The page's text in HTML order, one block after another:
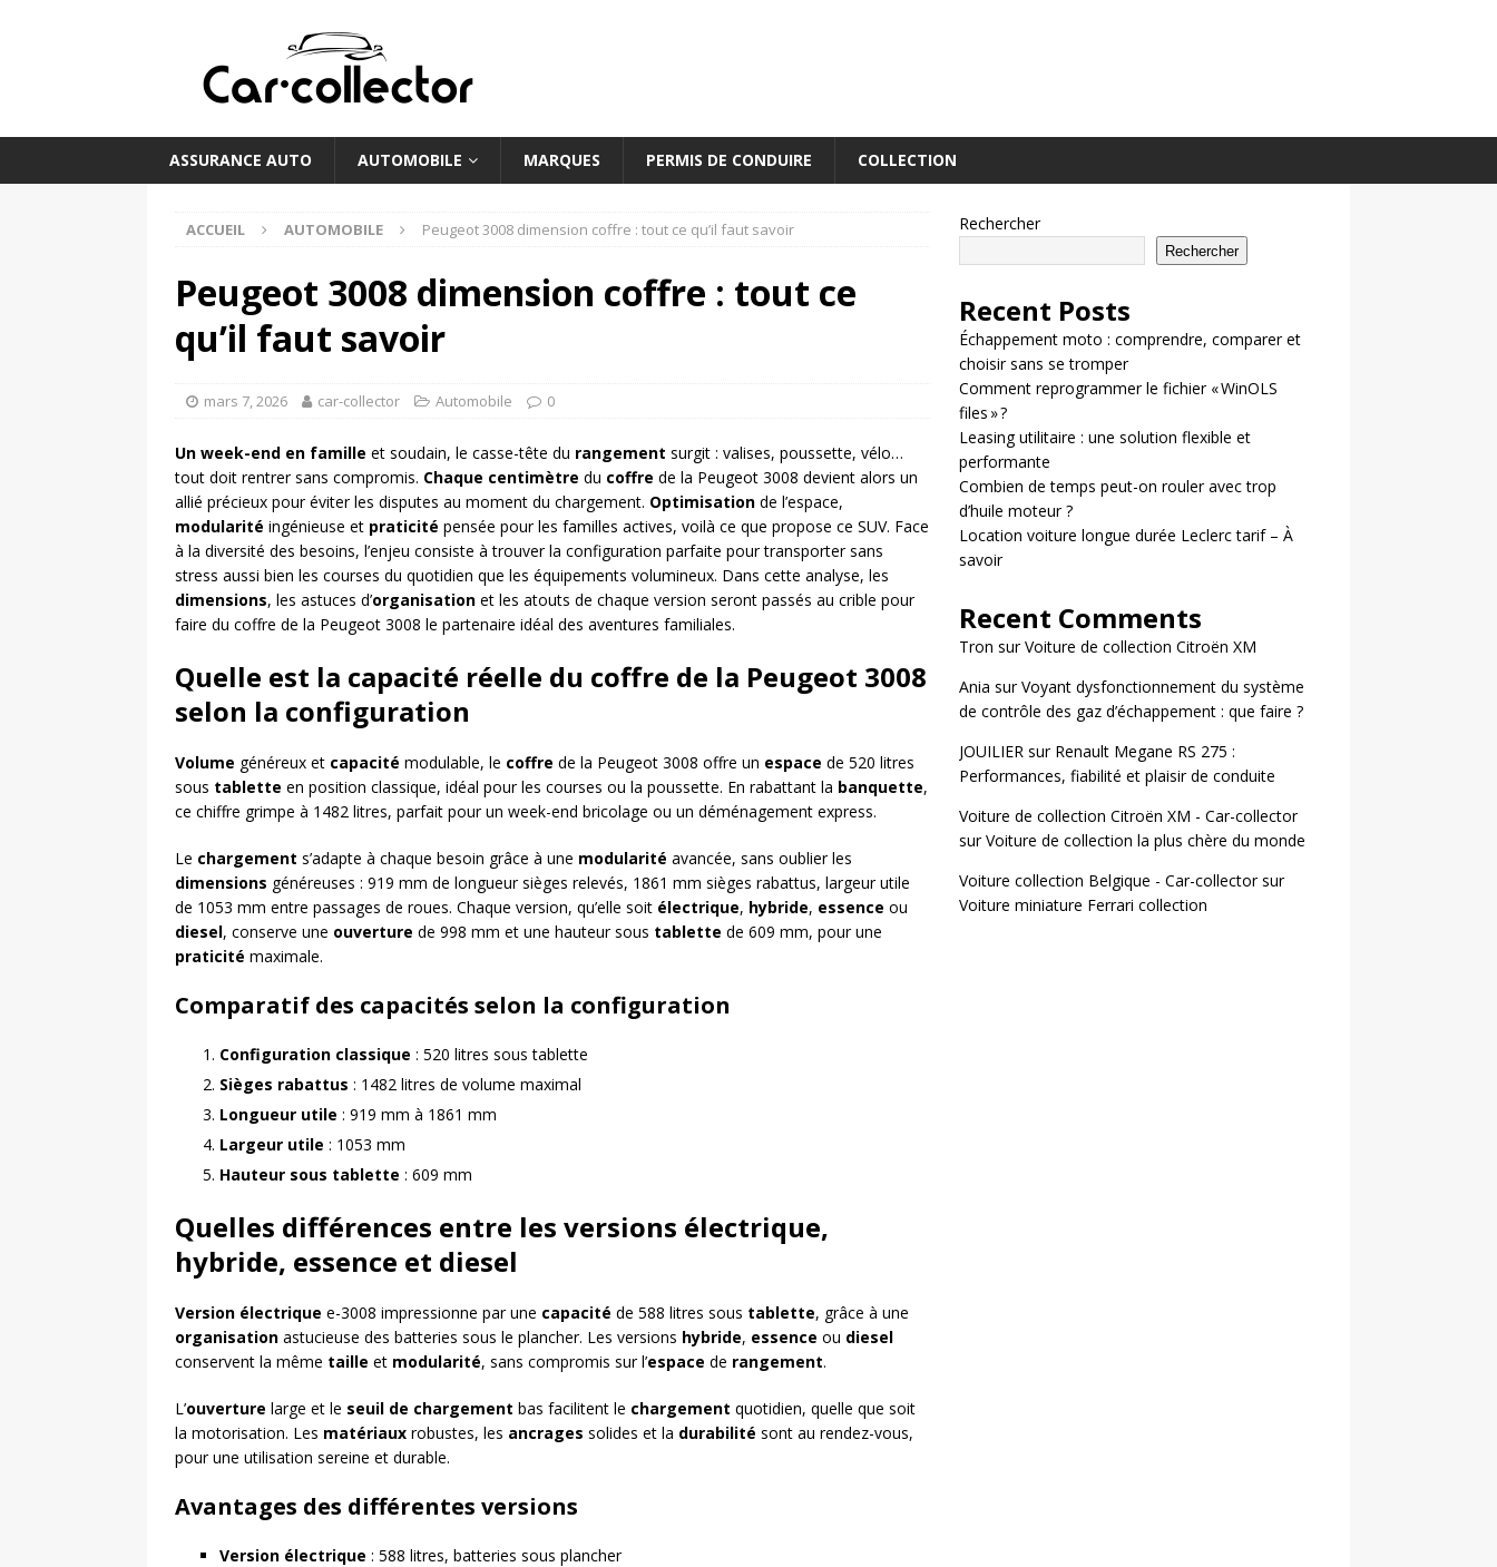
ASSURANCE AUTO AUTOMOBILE MARQUES PERMIS DE CONDUIRE COLLECTION
ACCUEIL AUTOMOBILE Peugeot 3008 dimension coffre : tout ce qu’il faut savoir
Peugeot 3008 dimension coffre : tout ce
qu’il faut savoir
mars 7, 2026 car-collector Automobile 0
Un week-end en famille et soudain, le casse-tête du rangement surgit : valises, poussette, vélo…
tout doit rentrer sans compromis. Chaque centimètre du coffre de la Peugeot 3008 devient alors un
allié précieux pour éviter les disputes au moment du chargement. Optimisation de l’espace,
modularité ingénieuse et praticité pensée pour les familles actives, voilà ce que propose ce SUV. Face
à la diversité des besoins, l’enjeu consiste à trouver la configuration parfaite pour transporter sans
stress aussi bien les courses du quotidien que les équipements volumineux. Dans cette analyse, les
dimensions, les astuces d’organisation et les atouts de chaque version seront passés au crible pour
faire du coffre de la Peugeot 3008 le partenaire idéal des aventures familiales.
Quelle est la capacité réelle du coffre de la Peugeot 3008
selon la configuration
Volume généreux et capacité modulable, le coffre de la Peugeot 3008 offre un espace de 520 litres
sous tablette en position classique, idéal pour les courses ou la poussette. En rabattant la banquette,
ce chiffre grimpe à 1482 litres, parfait pour un week-end bricolage ou un déménagement express.
Le chargement s’adapte à chaque besoin grâce à une modularité avancée, sans oublier les
dimensions généreuses : 919 mm de longueur sièges relevés, 1861 mm sièges rabattus, largeur utile
de 1053 mm entre passages de roues. Chaque version, qu’elle soit électrique, hybride, essence ou
diesel, conserve une ouverture de 998 mm et une hauteur sous tablette de 609 mm, pour une
praticité maximale.
Comparatif des capacités selon la configuration
Configuration classique : 520 litres sous tablette
Sièges rabattus : 1482 litres de volume maximal
Longueur utile : 919 mm à 1861 mm
Largeur utile : 1053 mm
Hauteur sous tablette : 609 mm
Quelles différences entre les versions électrique,
hybride, essence et diesel
Version électrique e-3008 impressionne par une capacité de 588 litres sous tablette, grâce à une
organisation astucieuse des batteries sous le plancher. Les versions hybride, essence ou diesel
conservent la même taille et modularité, sans compromis sur l’espace de rangement.
L’ouverture large et le seuil de chargement bas facilitent le chargement quotidien, quelle que soit
la motorisation. Les matériaux robustes, les ancrages solides et la durabilité sont au rendez-vous,
pour une utilisation sereine et durable.
Avantages des différentes versions
Version électrique : 588 litres, batteries sous plancher
Rechercher
Rechercher
Recent Posts
Échappement moto : comprendre, comparer et
choisir sans se tromper
Comment reprogrammer le fichier « WinOLS
files » ?
Leasing utilitaire : une solution flexible et
performante
Combien de temps peut-on rouler avec trop
d’huile moteur ?
Location voiture longue durée Leclerc tarif – À
savoir
Recent Comments
Tron surVoiture de collection Citroën XM
Ania surVoyant dysfonctionnement du système
de contrôle des gaz d’échappement : que faire ?
JOUILIERsur Renault Megane RS 275 :
Performances, fiabilité et plaisir de conduite
Voiture de collection Citroën XM - Car-collector
surVoiture de collection la plus chère du monde
Voiture collection Belgique - Car-collectorsur
Voiture miniature Ferrari collection